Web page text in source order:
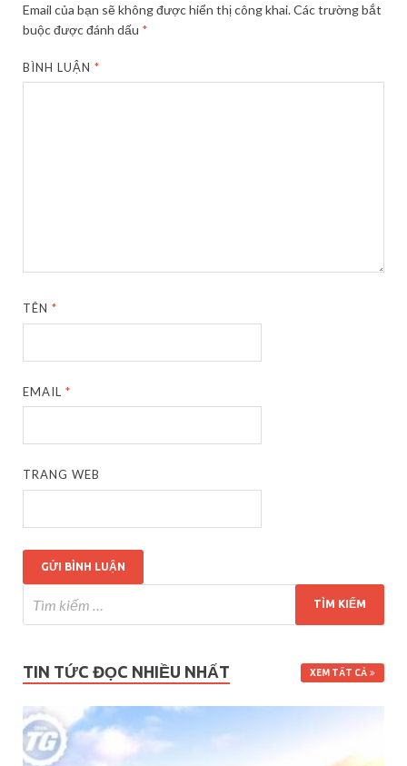
Email của bạn sẽ không được hiển thị công khai.Các trường bắt
buộc được đánh dấu *
BÌNH LUẬN*
TÊN*
EMAIL*
TRANG WEB
TIN TỨC ĐỌC NHIỀU NHẤT XEM TẤT CẢ